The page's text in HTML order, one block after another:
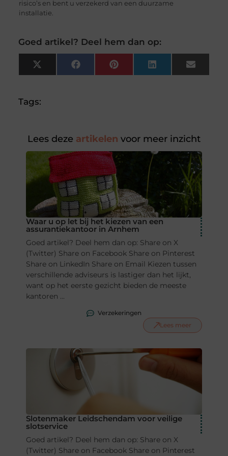
risico’s en bent u verzekerd van een duurzame
installatie.
Goed artikel? Deel hem dan op:
X
(Twitter)
FacebookPinterest LinkedIn Email
Tags:
Lees deze artikelen voor meer inzicht
Waar u op let bij het kiezen van een
assurantiekantoor in Arnhem
Goed artikel? Deel hem dan op: Share on X
(Twitter) Share on Facebook Share on Pinterest
Share on LinkedIn Share on Email Kiezen tussen
verschillende adviseurs is lastiger dan het lijkt,
want op het eerste gezicht bieden de meeste
kantoren ...
Verzekeringen
Lees meer
Slotenmaker Leidschendam voor veilige
slotservice
Goed artikel? Deel hem dan op: Share on X
(Twitter) Share on Facebook Share on Pinterest